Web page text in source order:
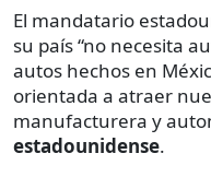
El mandatario
su país “no necesita
autos hechos en
orientada a atraer
manufacturera y
estadounidense.